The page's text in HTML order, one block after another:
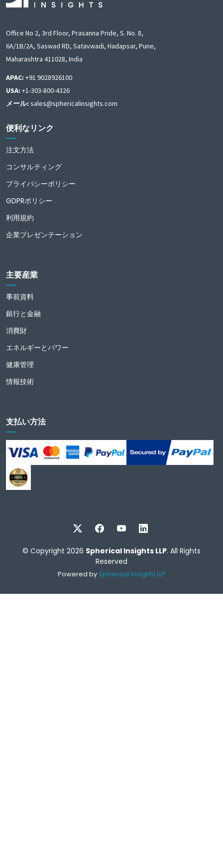
Office No 2, 3rd Floor, Prasanna Pride, S. No. 8,
6A/1B/2A, Saswad RD, Satavwadi, Hadapsar, Pune,
Maharashtra 411028, India
APAC: +91 9028926100
USA: +1-303-800-4326
メール: sales@sphericalinsights.com
便利なリンク
注文方法
コンサルティング
プライバシーポリシー
GDPRポリシー
利用規約
企業プレゼンテーション
主要産業
事前資料
銀行と金融
消費財
エネルギーとパワー
健康管理
情報技術
支払い方法
© Copyright 2026 Spherical Insights LLP. All Rights
Reserved
Powered by Spherical Insights LLP